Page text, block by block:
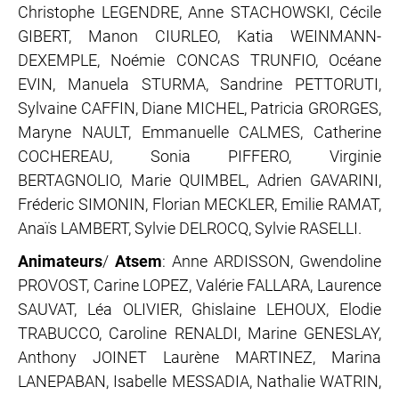
Christophe LEGENDRE, Anne STACHOWSKI, Cécile
GIBERT, Manon CIURLEO, Katia WEINMANN-
DEXEMPLE, Noémie CONCAS TRUNFIO, Océane
EVIN, Manuela STURMA, Sandrine PETTORUTI,
Sylvaine CAFFIN, Diane MICHEL, Patricia GRORGES,
Maryne NAULT, Emmanuelle CALMES, Catherine
COCHEREAU, Sonia PIFFERO, Virginie
BERTAGNOLIO, Marie QUIMBEL, Adrien GAVARINI,
Fréderic SIMONIN, Florian MECKLER, Emilie RAMAT,
Anaïs LAMBERT, Sylvie DELROCQ, Sylvie RASELLI.
Animateurs/ Atsem: Anne ARDISSON, Gwendoline
PROVOST, Carine LOPEZ, Valérie FALLARA, Laurence
SAUVAT, Léa OLIVIER, Ghislaine LEHOUX, Elodie
TRABUCCO, Caroline RENALDI, Marine GENESLAY,
Anthony JOINET Laurène MARTINEZ, Marina
LANEPABAN, Isabelle MESSADIA, Nathalie WATRIN,